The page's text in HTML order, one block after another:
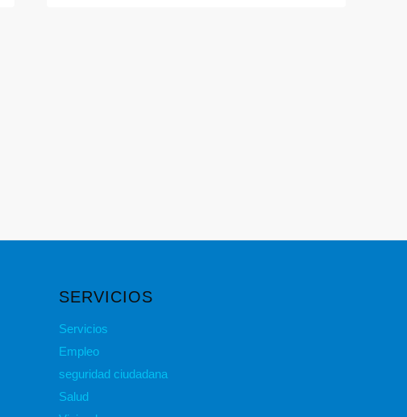
SERVICIOS
Servicios
Empleo
seguridad ciudadana
Salud